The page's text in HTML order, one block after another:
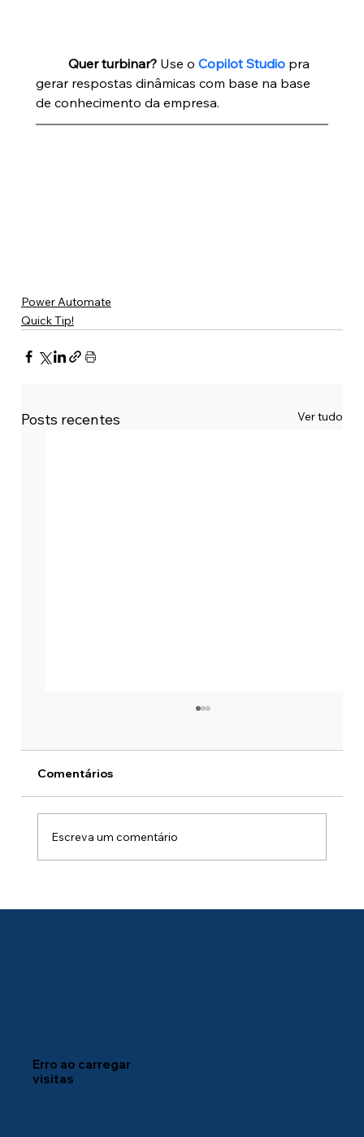
Erro ao carregar
visitas
Quer turbinar? Use o Copilot Studio pra
gerar respostas dinâmicas com base na base
de conhecimento da empresa.
Power Automate
Quick Tip!
Posts recentes Ver tudo
Comentários
Escreva um comentário